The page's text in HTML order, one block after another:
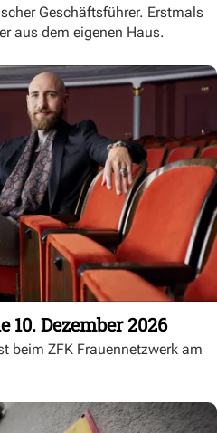
Geschäftsführer. Erstmals
aus dem eigenen Haus.
Dezember 2026
beim ZFK Frauennetzwerk am